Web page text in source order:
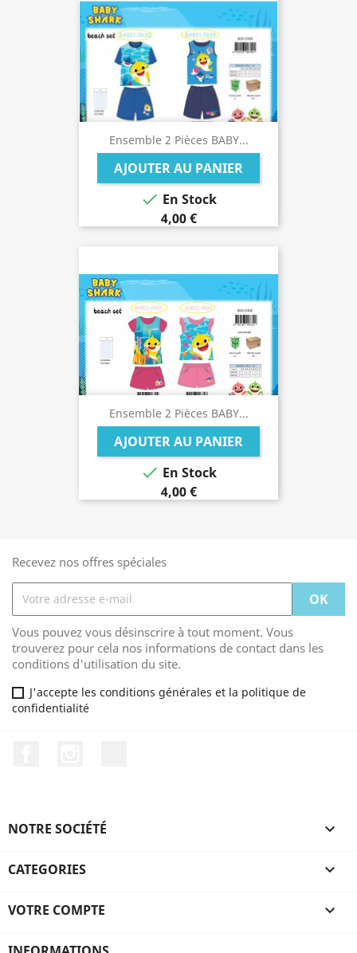
Ensemble 2 Pièces BABY...
AJOUTER AU PANIER
 En Stock
4,00 €
Ensemble 2 Pièces BABY...
AJOUTER AU PANIER
 En Stock
4,00 €
Recevez nos offres spéciales
Vous pouvez vous désinscrire à tout moment. Vous
trouverez pour cela nos informations de contact dans les
conditions d'utilisation du site.
J'accepte les conditions générales et la politique de
confidentialité
NOTRE SOCIÉTÉ 
CATEGORIES 
VOTRE COMPTE 